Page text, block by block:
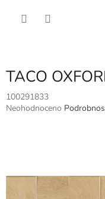
TACO
100291833
Průměrné
5
hvězdiček.
Neohodnoceno